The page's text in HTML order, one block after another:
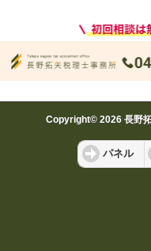
Copyright© 2026 長野
パネル